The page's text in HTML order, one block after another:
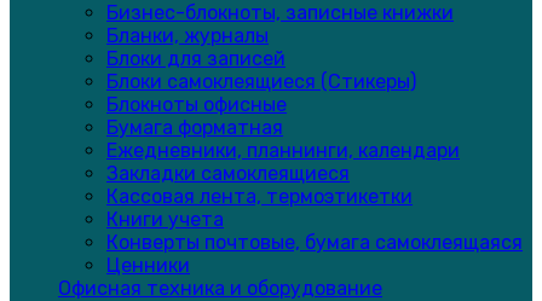
Бизнес-блокноты, записные книжки
Бланки, журналы
Блоки для записей
Блоки самоклеящиеся (Стикеры)
Блокноты офисные
Бумага форматная
Ежедневники, планнинги, календари
Закладки самоклеящиеся
Кассовая лента, термоэтикетки
Книги учета
Конверты почтовые, бумага самоклеящаяся
Ценники
Офисная техника и оборудование